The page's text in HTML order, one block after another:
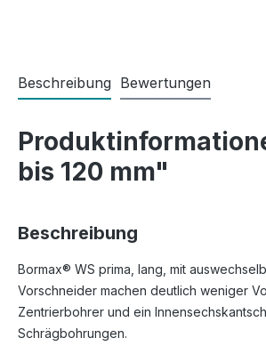
Beschreibung Bewertungen
bis 120 mm"
Beschreibung
Bormax® WS prima, lang, mit
Vorschneider machen deutlich weniger
Zentrierbohrer und ein
Schrägbohrungen.